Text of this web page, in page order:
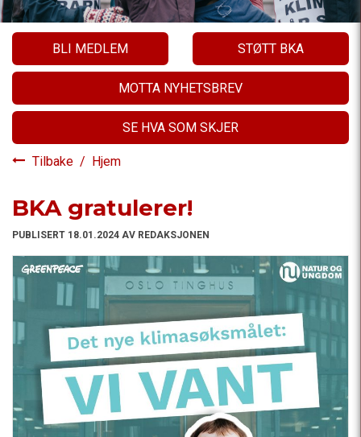
BLI MEDLEM STØTT BKA
MOTTA NYHETSBREV
SE HVA SOM SKJER
Tilbake / Hjem
BKA gratulerer!
PUBLISERT 18.01.2024 AV REDAKSJONEN